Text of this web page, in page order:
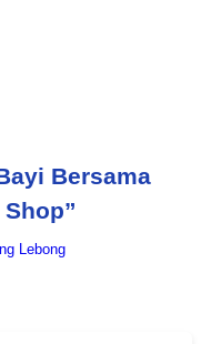
Bersama
Lebong